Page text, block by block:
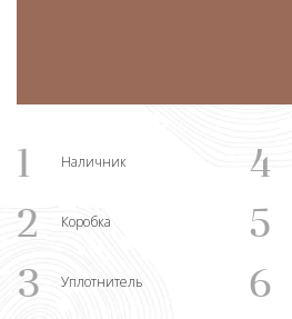
1 Наличник 4
2 Коробка 5
3 Уплотнитель 6